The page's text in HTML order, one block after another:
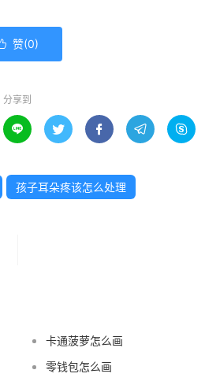
赞(0)
分享到
    
孩子耳朵疼该怎么处理
卡通菠萝怎么画
零钱包怎么画